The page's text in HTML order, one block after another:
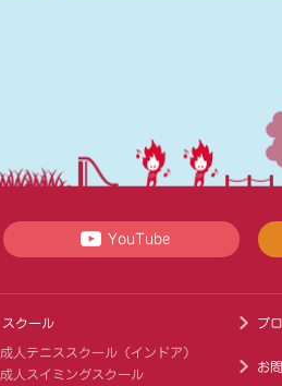
YouTube
スクール
成人テニススクール（インドア）
成人スイミングスクール
ブ
お